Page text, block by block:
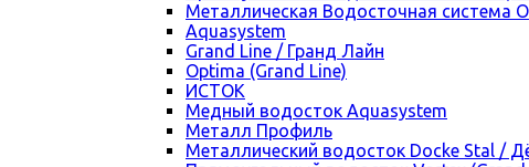
Металлическая Водосточная система
Aquasystem
Grand Line / Гранд Лайн
Optima (Grand Line)
ИСТОК
Медный водосток Aquasystem
Металл Профиль
Металлический водосток Docke Stal /